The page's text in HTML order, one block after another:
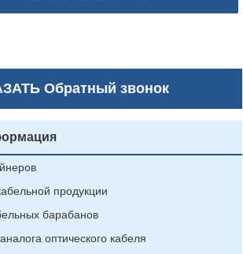
Обратный звонок
продукции
барабанов
оптического кабеля